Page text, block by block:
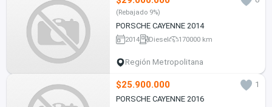
(Rebajado 9%)
PORSCHE CAYENNE 2014
2014 Diesel 170000 km
Región Metropolitana
$25.900.000
1
PORSCHE CAYENNE 2016